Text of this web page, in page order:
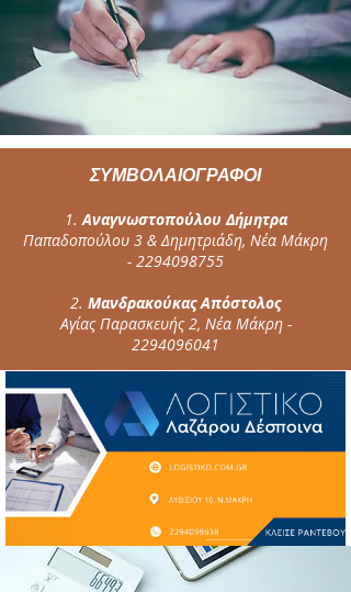
ΣΥΜΒΟΛΑΙΟΓΡΑΦΟΙ
Αναγνωστοπούλου Δήμητρα
Παπαδοπούλου 3 & Δημητριάδη, Νέα Μάκρη
- 2294098755
Μανδρακούκας Απόστολος
Αγίας Παρασκευής 2, Νέα Μάκρη -
2294096041